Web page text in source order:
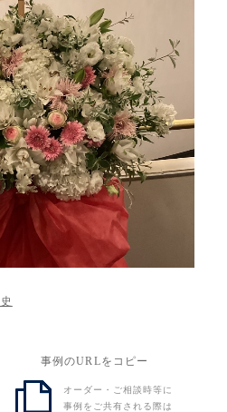
事例のURLをコピー
オーダー・ご相談時等に
事例をご共有される際は